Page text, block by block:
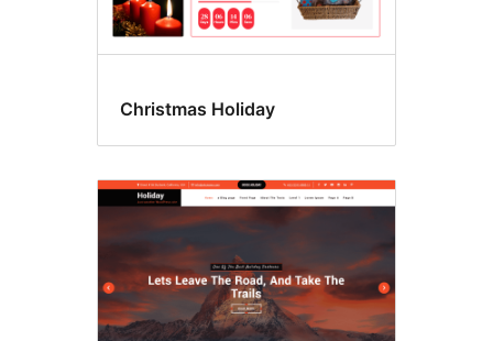
Christmas Holiday